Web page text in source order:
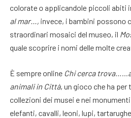
colorate o applicandole piccoli abiti
al mar…, invece, i bambini possono
straordinari mosaici del museo, il
quale scoprire i nomi delle molte
È sempre online Chi cerca
animali in Città, un gioco che ha per
collezioni dei musei e nei
elefanti, cavalli, leoni, lupi,